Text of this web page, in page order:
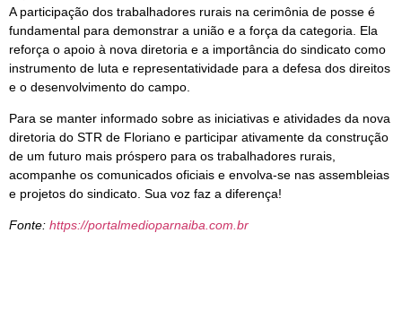
A participação dos trabalhadores rurais na cerimônia de posse é
fundamental para demonstrar a união e a força da categoria. Ela
reforça o apoio à nova diretoria e a importância do sindicato como
instrumento de luta e representatividade para a defesa dos direitos
e o desenvolvimento do campo.
Para se manter informado sobre as iniciativas e atividades da nova
diretoria do STR de Floriano e participar ativamente da construção
de um futuro mais próspero para os trabalhadores rurais,
acompanhe os comunicados oficiais e envolva-se nas assembleias
e projetos do sindicato. Sua voz faz a diferença!
Fonte: https://portalmedioparnaiba.com.br